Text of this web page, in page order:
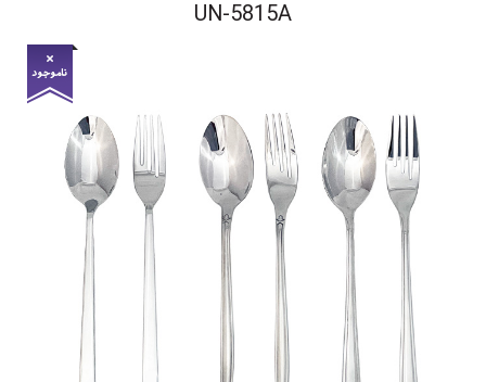
UN-5815A